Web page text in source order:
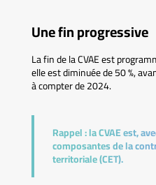
Une fin progressive
La fin de la CVAE est
elle est diminuée de 50 %,
à compter de 2024.
Rappel :la CVAE est,
composantes de la
territoriale (CET).